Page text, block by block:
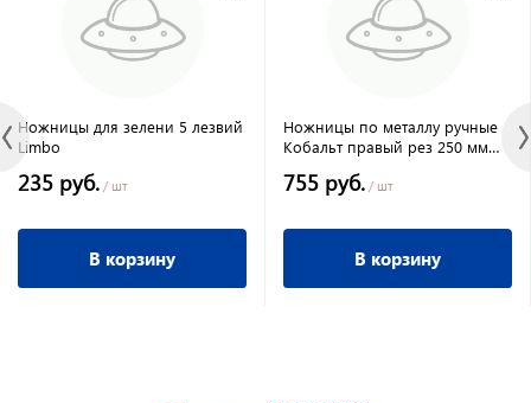
Ножницы для зелени 5 лезвий
Limbo
235 руб. / шт
В корзину
Ножницы по металлу ручные
Кобальт правый рез 250 мм
755 руб. / шт
В корзину